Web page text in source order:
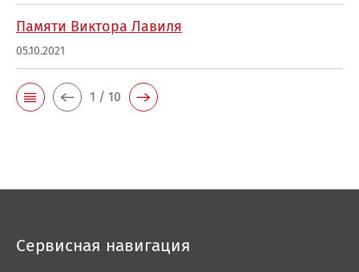
Памяти Виктора Лавиля
05.10.2021
1 / 10
Сервисная навигация